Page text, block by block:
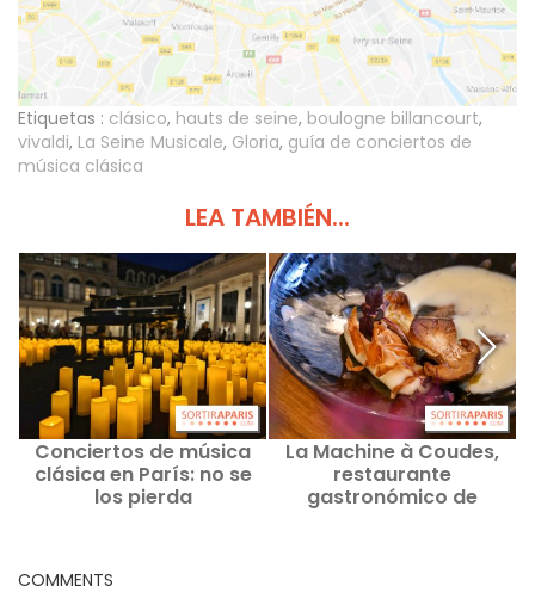
Etiquetas : clásico, hauts de seine, boulogne billancourt,
vivaldi, La Seine Musicale, Gloria, guía de conciertos de
música clásica
LEA TAMBIÉN...
Conciertos de música
clásica en París: no se
los pierda
La Machine à Coudes,
restaurante
gastronómico de
COMMENTS